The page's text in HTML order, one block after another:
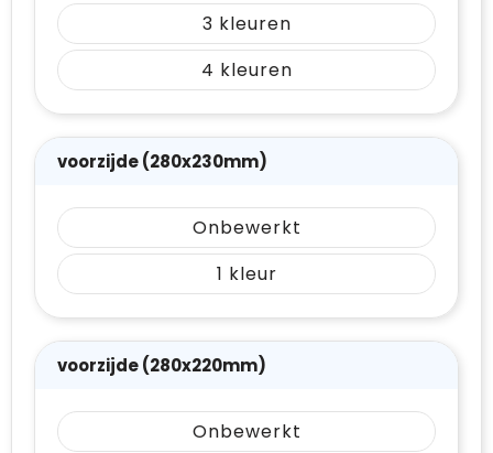
3
4
voorzijde (280x230mm)
Onbewerkt
1
voorzijde (280x220mm)
Onbewerkt